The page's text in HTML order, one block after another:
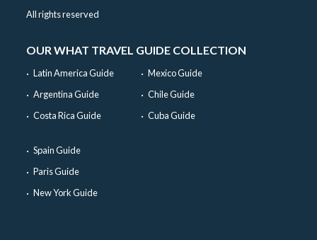
All rights reserved
OUR WHAT TRAVEL GUIDE COLLECTION
Latin America Guide
Argentina Guide
Costa Rica Guide
Mexico Guide
Chile Guide
Cuba Guide
Spain Guide
Paris Guide
New York Guide